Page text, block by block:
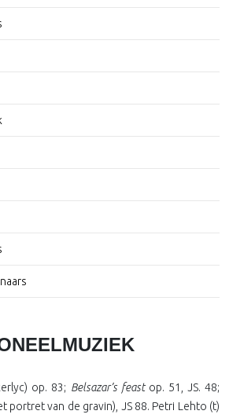
op. 83; Belsazar’s feast op. 51, JS. 48;
portret van de gravin), JS 88. Petri Lehto (t)